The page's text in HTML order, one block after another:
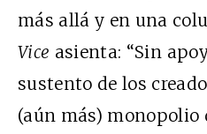
más allá y en una
Vice asienta: “Sin
sustento de los
(aún más) monopolio